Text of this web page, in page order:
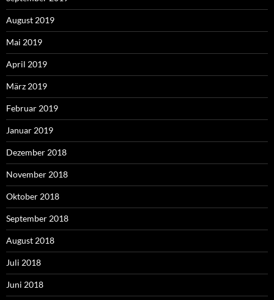
August 2019
Mai 2019
April 2019
März 2019
Februar 2019
Januar 2019
Dezember 2018
November 2018
Oktober 2018
September 2018
August 2018
Juli 2018
Juni 2018